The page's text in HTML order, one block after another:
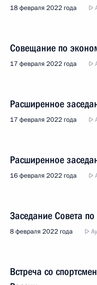
18 февраля 2022 года
Совещание по
17 февраля 2022 года
Расширенное
17 февраля 2022 года
Расширенное
16 февраля 2022 года
Заседание Совета
8 февраля 2022 года
Встреча со